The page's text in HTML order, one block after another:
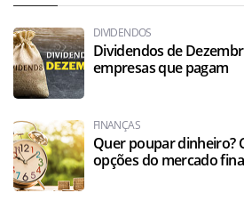
DIVIDENDOS
Dividendos de
empresas que pagam
FINANÇAS
Quer poupar dinheiro?
opções do mercado